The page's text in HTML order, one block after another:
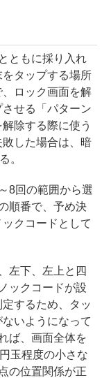
ともに採り入れ
タップする場所
ロック画面を解
せる「パターン
除する際に使う
した場合は、暗
。
8回の範囲から選
順番で、予め決
クコードとして
左下、左上と四
ックコードが設
するため、タッ
いようになって
ば、画面全体を
玉程度の小さな
の位置関係が正